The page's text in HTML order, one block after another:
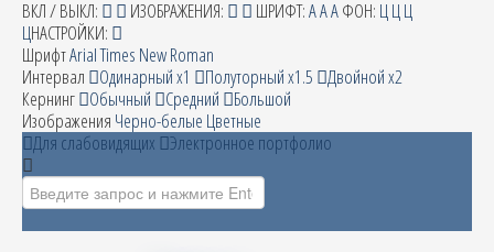
ВКЛ / ВЫКЛ: ИЗОБРАЖЕНИЯ: ШРИФТ:AAAФОН: ЦЦЦ
ЦНАСТРОЙКИ:
ШрифтArialTimes New Roman
Интервал
Одинарный х1 Полуторный х1.5
Двойной х2
Кернинг
Обычный Средний
Большой
Изображения Черно-белые Цветные
Для слабовидящих
Электронное портфолио
Искать...